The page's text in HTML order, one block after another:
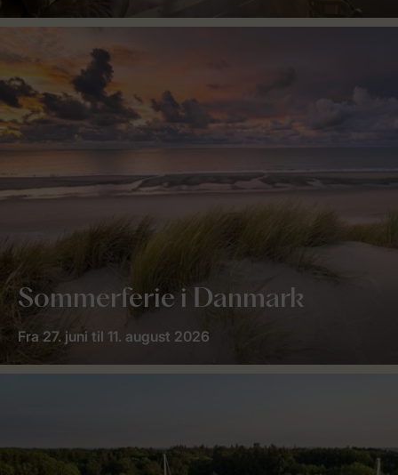
Sommerferie i Danmark
Fra 27. juni til 11. august 2026